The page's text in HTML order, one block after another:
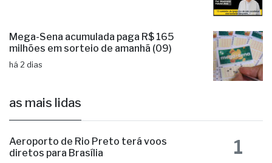
Mega-Sena acumulada paga R$ 165
milhões em sorteio de amanhã (09)
há 2 dias
as mais lidas
Aeroporto de Rio Preto terá voos
diretos para Brasília
1